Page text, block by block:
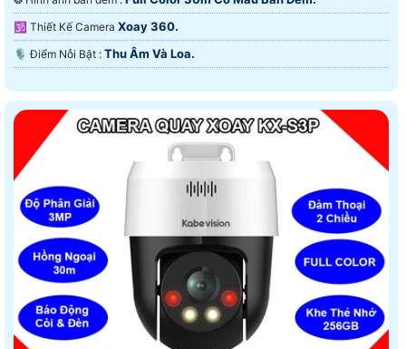
🕉️ Thiết Kế Camera Xoay 360.
️🎙 Điểm Nỗi Bật : Thu Âm Và Loa.